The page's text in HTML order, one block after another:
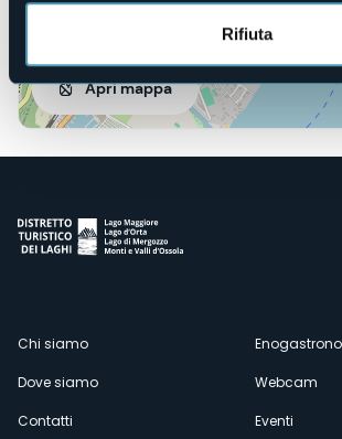
Rifiuta
Apri mappa
Menù
secondario
Chi siamo
Dove siamo
Contatti
Webcam
Eventi